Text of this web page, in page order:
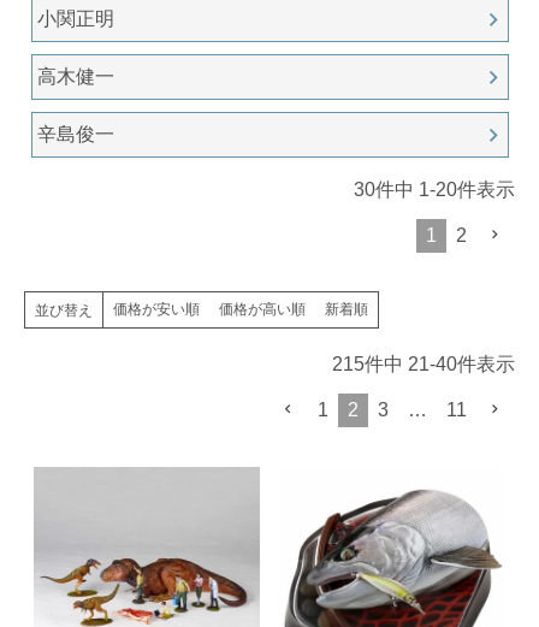
小関正明
高木健一
辛島俊一
30件中 1-20件表示
1 2
並び替え 価格が安い順 価格が高い順 新着順
215件中 21-40件表示
1 2 3 … 11